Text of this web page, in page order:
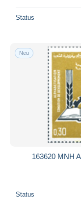
Status
Neu
163620 MNH
Status